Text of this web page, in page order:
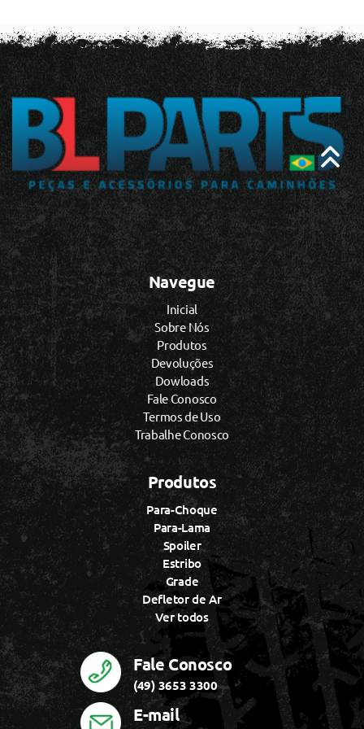
Navegue
Inicial
Sobre Nós
Produtos
Devoluções
Dowloads
Fale Conosco
Termos de Uso
Trabalhe Conosco
Produtos
Para-Choque
Para-Lama
Spoiler
Estribo
Grade
Defletor de Ar
Ver todos
Fale Conosco
(49) 3653 3300
E-mail